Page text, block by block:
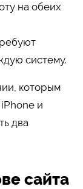
на обеих
систему.
которым
и
два
сайта